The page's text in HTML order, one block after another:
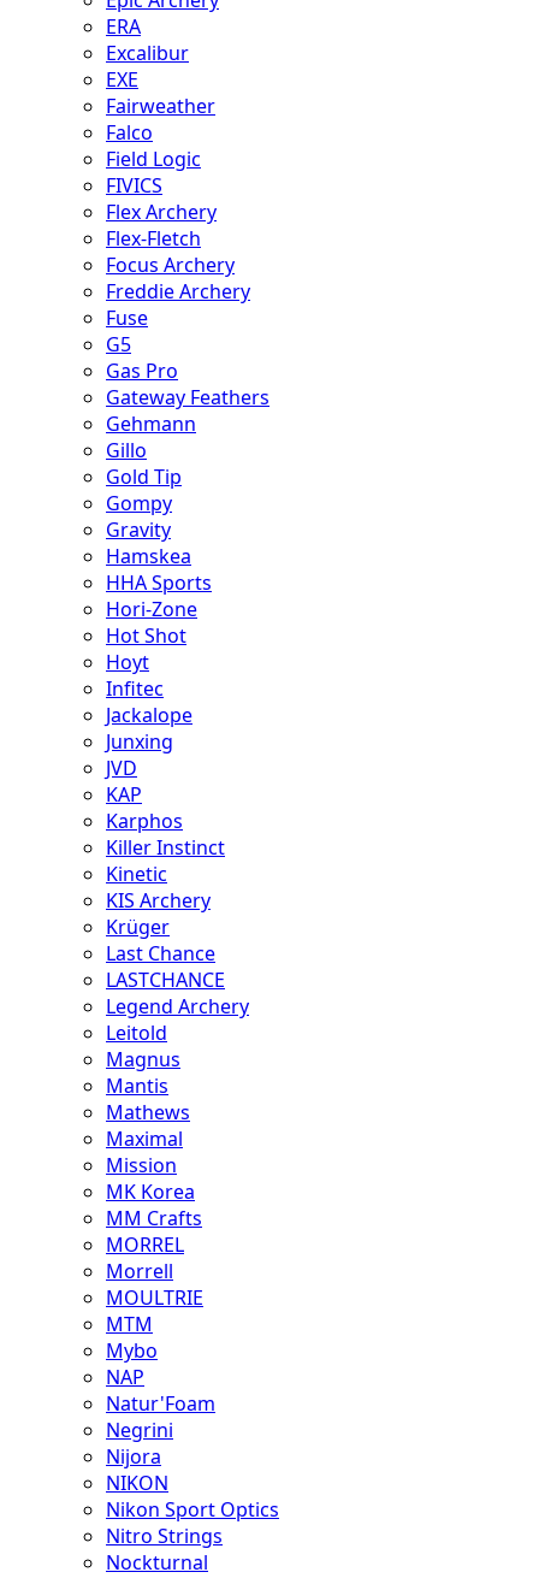
ERA
Excalibur
EXE
Fairweather
Falco
Field Logic
FIVICS
Flex Archery
Flex-Fletch
Focus Archery
Freddie Archery
Fuse
G5
Gas Pro
Gateway Feathers
Gehmann
Gillo
Gold Tip
Gompy
Gravity
Hamskea
HHA Sports
Hori-Zone
Hot Shot
Hoyt
Infitec
Jackalope
Junxing
JVD
KAP
Karphos
Killer Instinct
Kinetic
KIS Archery
Krüger
Last Chance
LASTCHANCE
Legend Archery
Leitold
Magnus
Mantis
Mathews
Maximal
Mission
MK Korea
MM Crafts
MORREL
Morrell
MOULTRIE
MTM
Mybo
NAP
Natur'Foam
Negrini
Nijora
NIKON
Nikon Sport Optics
Nitro Strings
Nockturnal